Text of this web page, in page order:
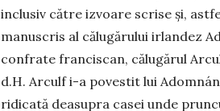
inclusiv către izvoare scrise și,
manuscris al călugărului irlandez
confrate franciscan, călu­gărul
d.H. Arculf i-a po­vestit lui
ridicată dea­supra casei unde